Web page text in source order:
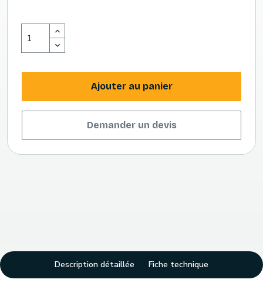
Ajouter au panier
Demander un devis
Description détaillée Fiche technique